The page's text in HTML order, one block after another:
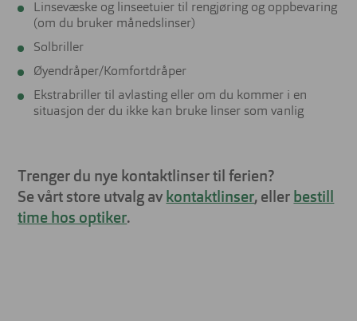
Linsevæske og linseetuier til rengjøring og oppbevaring
(om du bruker månedslinser)
Solbriller
Øyendråper/Komfortdråper
Ekstrabriller til avlasting eller om du kommer i en
situasjon der du ikke kan bruke linser som vanlig
Trenger du nye kontaktlinser til ferien?
Se vårt store utvalg av kontaktlinser, eller bestill
time hos optiker.